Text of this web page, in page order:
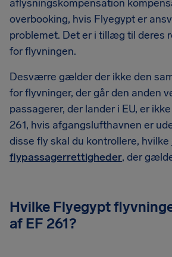
aflysningskompensation
overbooking, hvis Flyegypt er
problemet. Det er i tillæg til deres
for flyvningen.
Desværre gælder der ikke den
for flyvninger, der går den anden
passagerer, der lander i EU, er
261, hvis afgangslufthavnen er
disse fly skal du kontrollere, hvilke
flypassagerrettigheder, der
Hvilke Flyegypt
af EF 261?